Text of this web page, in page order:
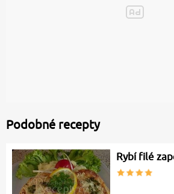
Podobné recepty
Rybí filé